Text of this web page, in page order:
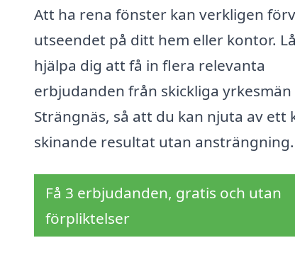
Att ha rena fönster kan verkligen
utseendet på ditt hem eller kontor.
hjälpa dig att få in flera relevanta
erbjudanden från skickliga yrkesmän
Strängnäs, så att du kan njuta av ett
skinande resultat utan ansträngning.
Få 3 erbjudanden, gratis och utan
förpliktelser